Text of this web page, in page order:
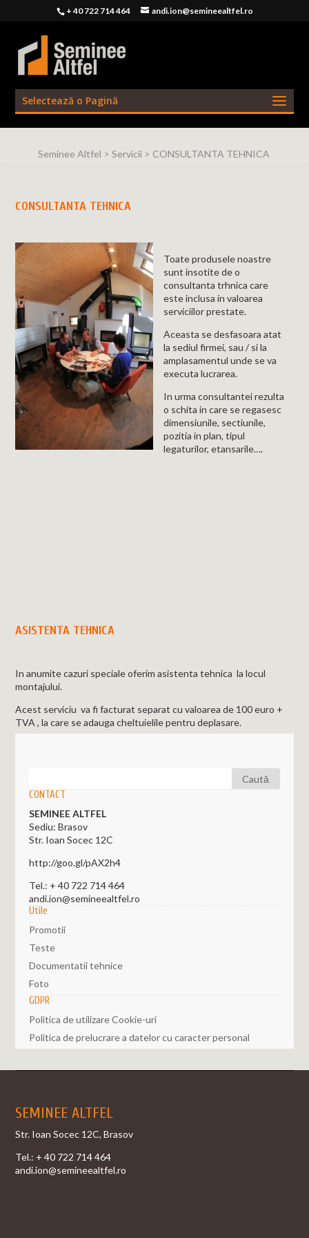
+ 40 722 714 464 andi.ion@semineealtfel.ro
Selectează o Pagină
Seminee Altfel > Servicii > CONSULTANTA TEHNICA
CONSULTANTA TEHNICA
Toate produsele noastre
sunt insotite de o
consultanta trhnica care
este inclusa in valoarea
serviciilor prestate.
Aceasta se desfasoara atat
la sediul firmei, sau / si la
amplasamentul unde se va
executa lucrarea.
In urma consultantei rezulta
o schita in care se regasesc
dimensiunile, sectiunile,
pozitia in plan, tipul
legaturilor, etansarile….
ASISTENTA TEHNICA
In anumite cazuri speciale oferim asistenta tehnica la locul
montajului.
Acest serviciu va fi facturat separat cu valoarea de 100 euro +
TVA , la care se adauga cheltuielile pentru deplasare.
CONTACT
SEMINEE ALTFEL
Sediu: Brasov
Str. Ioan Socec 12C
http://goo.gl/pAX2h4
Tel.: + 40 722 714 464
andi.ion@semineealtfel.ro
Utile
Promotii
Teste
Documentatii tehnice
Foto
GDPR
Politica de utilizare Cookie-uri
Politica de prelucrare a datelor cu caracter personal
SEMINEE ALTFEL
Str. Ioan Socec 12C, Brasov
Tel.: + 40 722 714 464
andi.ion@semineealtfel.ro